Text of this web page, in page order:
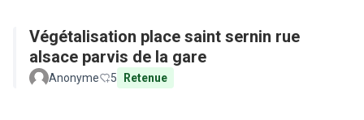
Végétalisation place saint sernin rue
alsace parvis de la gare
Anonyme 5 Retenue